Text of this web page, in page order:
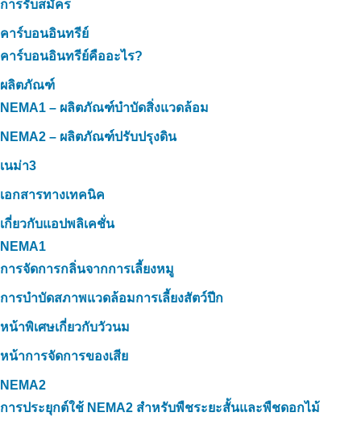
การรับสมัคร
คาร์บอนอินทรีย์
คาร์บอนอินทรีย์คืออะไร?
ผลิตภัณฑ์
NEMA1 – ผลิตภัณฑ์บำบัดสิ่งแวดล้อม
NEMA2 – ผลิตภัณฑ์ปรับปรุงดิน
เนม่า3
เอกสารทางเทคนิค
เกี่ยวกับแอปพลิเคชั่น
NEMA1
การจัดการกลิ่นจากการเลี้ยงหมู
การบำบัดสภาพแวดล้อมการเลี้ยงสัตว์ปีก
หน้าพิเศษเกี่ยวกับวัวนม
หน้าการจัดการของเสีย
NEMA2
การประยุกต์ใช้ NEMA2 สำหรับพืชระยะสั้นและพืชดอกไม้